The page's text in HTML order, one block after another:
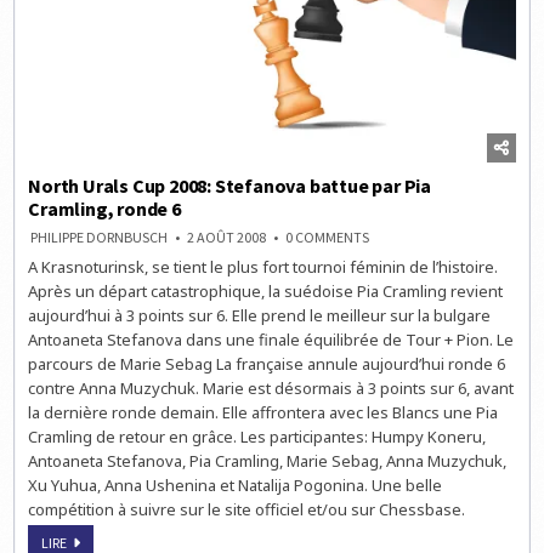
North Urals Cup 2008: Stefanova battue par Pia
Cramling, ronde 6
PHILIPPE DORNBUSCH 2 AOÛT 2008 0 COMMENTSON
URALS
2008:
STEFANOVA
BATTUE
PAR
CRAMLING,
RONDE
6
A Krasnoturinsk, se tient le plus fort tournoi féminin de l’histoire.
Après un départ catastrophique, la suédoise Pia Cramling revient
aujourd’hui à 3 points sur 6. Elle prend le meilleur sur la bulgare
Antoaneta Stefanova dans une finale équilibrée de Tour + Pion. Le
parcours de Marie Sebag La française annule aujourd’hui ronde 6
contre Anna Muzychuk. Marie est désormais à 3 points sur 6, avant
la dernière ronde demain. Elle affrontera avec les Blancs une Pia
Cramling de retour en grâce. Les participantes: Humpy Koneru,
Antoaneta Stefanova, Pia Cramling, Marie Sebag, Anna Muzychuk,
Xu Yuhua, Anna Ushenina et Natalija Pogonina. Une belle
compétition à suivre sur le site officiel et/ou sur Chessbase.
LIRENORTH